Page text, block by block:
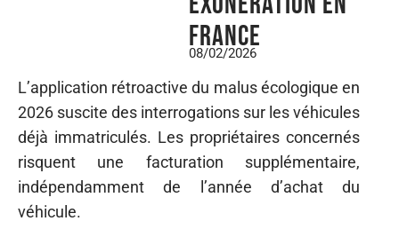
France
08/02/2026
L’application rétroactive du malus écologique en
2026 suscite des interrogations sur les véhicules
déjà immatriculés. Les propriétaires concernés
risquent une facturation supplémentaire,
indépendamment de l’année d’achat du
véhicule.